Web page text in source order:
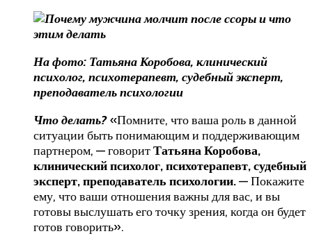
На фото: Татьяна Коробова, клинический
психолог, психотерапевт, судебный эксперт,
преподаватель психологии
Что делать?«Помните, что ваша роль в данной
ситуации быть понимающим и поддерживающим
партнером, — говоритТатьяна Коробова,
клинический психолог, психотерапевт, судебный
эксперт, преподаватель психологии.— Покажите
ему, что ваши отношения важны для вас, и вы
готовы выслушать его точку зрения, когда он будет
готов говорить».